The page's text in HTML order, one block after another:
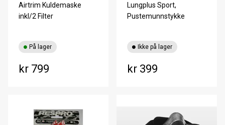
Airtrim Kuldemaske
inkl/2 Filter
kr 799
På lager
Lungplus Sport,
Pustemunnstykke
kr 399
Ikke på lager